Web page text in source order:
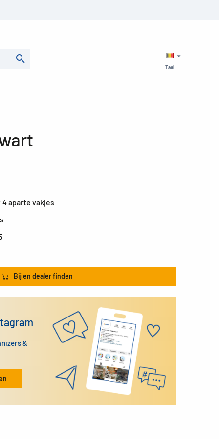
Taal
aparte vakjes
Bij en dealer finden
&